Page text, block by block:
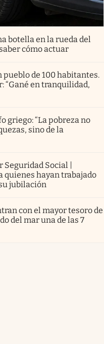
botella en la rueda del
cómo actuar
de 100 habitantes.
“Gané en tranquilidad,
griego: “La pobreza no
sino de la
Seguridad Social |
quienes hayan trabajado
jubilación
con el mayor tesoro de
del mar una de las 7